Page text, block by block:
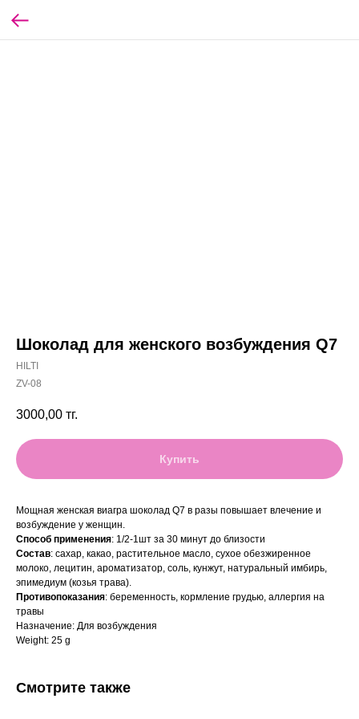
Шоколад для женского возбуждения Q7
HILTI
ZV-08
3000,00 тг.
Купить
Мощная женская виагра шоколад Q7 в разы повышает влечение и
возбуждение у женщин.
Способ применения: 1/2-1шт за 30 минут до близости
Состав: сахар, какао, растительное масло, сухое обезжиренное
молоко, лецитин, ароматизатор, соль, кунжут, натуральный имбирь,
эпимедиум (козья трава).
Противопоказания: беременность, кормление грудью, аллергия на
травы
Назначение: Для возбуждения
Weight: 25 g
Смотрите также